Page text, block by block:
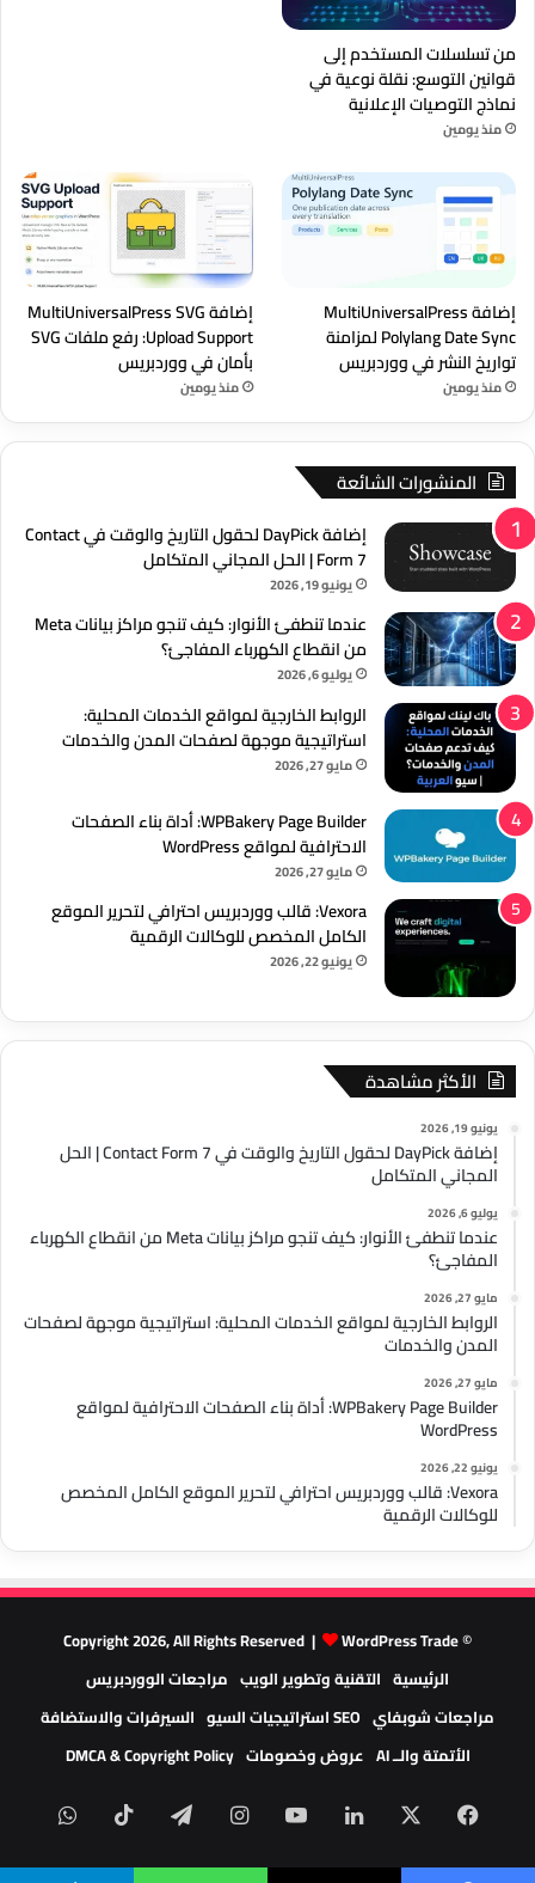
من تسلسلات المستخدم إلى
قوانين التوسع: نقلة نوعية في
نماذج التوصيات الإعلانية
منذ يومين
إضافة MultiUniversalPress
Polylang Date Sync لمزامنة
تواريخ النشر في ووردبريس
منذ يومين
إضافة MultiUniversalPress SVG
Upload Support: رفع ملفات SVG
بأمان في ووردبريس
منذ يومين
المنشورات الشائعة
إضافة DayPick لحقول التاريخ والوقت في Contact
Form 7 | الحل المجاني المتكامل
يونيو 19, 2026
عندما تنطفئ الأنوار: كيف تنجو مراكز بيانات Meta
من انقطاع الكهرباء المفاجئ؟
يوليو 6, 2026
الروابط الخارجية لمواقع الخدمات المحلية:
استراتيجية موجهة لصفحات المدن والخدمات
مايو 27, 2026
WPBakery Page Builder: أداة بناء الصفحات
الاحترافية لمواقع WordPress
مايو 27, 2026
Vexora: قالب ووردبريس احترافي لتحرير الموقع
الكامل المخصص للوكالات الرقمية
يونيو 22, 2026
الأكثر مشاهدة
يونيو 19, 2026
إضافة DayPick لحقول التاريخ والوقت في Contact Form 7 | الحل
المجاني المتكامل
يوليو 6, 2026
عندما تنطفئ الأنوار: كيف تنجو مراكز بيانات Meta من انقطاع الكهرباء
المفاجئ؟
مايو 27, 2026
الروابط الخارجية لمواقع الخدمات المحلية: استراتيجية موجهة لصفحات
المدن والخدمات
مايو 27, 2026
WPBakery Page Builder: أداة بناء الصفحات الاحترافية لمواقع
WordPress
يونيو 22, 2026
Vexora: قالب ووردبريس احترافي لتحرير الموقع الكامل المخصص
للوكالات الرقمية
© Copyright 2026, All Rights Reserved |
WordPress Trade
الرئيسية التقنية وتطوير الويب مراجعات الووردبريس
مراجعات شوبفاي SEO استراتيجيات السيو
السيرفرات والاستضافة
الأتمتة والــ AI
عروض وخصومات DMCA & Copyright Policy
فيسبوك لينكدإن‫YouTubeانستقرامتيلقرام ‫TikTok